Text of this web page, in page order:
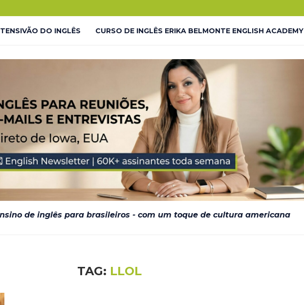
DO INGLÊS CURSO DE INGLÊS ERIKA BELMONTE ENGLISH ACADEMY
LIVES GRATUITAS YOUTUBE – LP
LIVES GRATUITAS YOUTUBE – THANK YOU
#INGLÊS7EM7 – THANK YOU JORNADA DO INGLÊS – LP
EM BREVE
de inglês para brasileiros - com um toque de cultura americana
TAG: LLOL